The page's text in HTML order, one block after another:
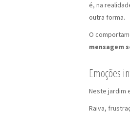
é, na
outra forma.
O
mensagem
Emoções
Neste jardim
Raiva,